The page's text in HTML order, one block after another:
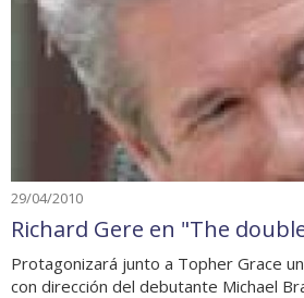
29/04/2010
Richard Gere en "The
Protagonizará junto a Topher Grace
con dirección del debutante Michael